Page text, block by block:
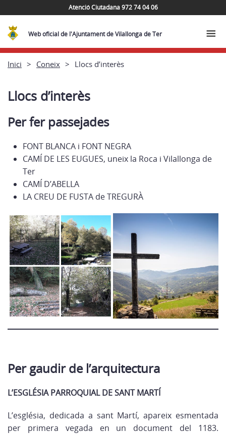
Atenció Ciutadana 972 74 04 06
Web oficial de l'Ajuntament de Vilallonga de Ter
Inici Coneix Llocs d’interès
Llocs d’interès
Per fer passejades
FONT BLANCA i FONT NEGRA
CAMÍ DE LES EUGUES, uneix la Roca i Vilallonga de
Ter
CAMÍ D’ABELLA
LA CREU DE FUSTA de TREGURÀ
Per gaudir de l’arquitectura
L’ESGLÉSIA PARROQUIAL DE SANT MARTÍ
L’església, dedicada a sant Martí, apareix esmentada
per primera vegada en un document del 1183.